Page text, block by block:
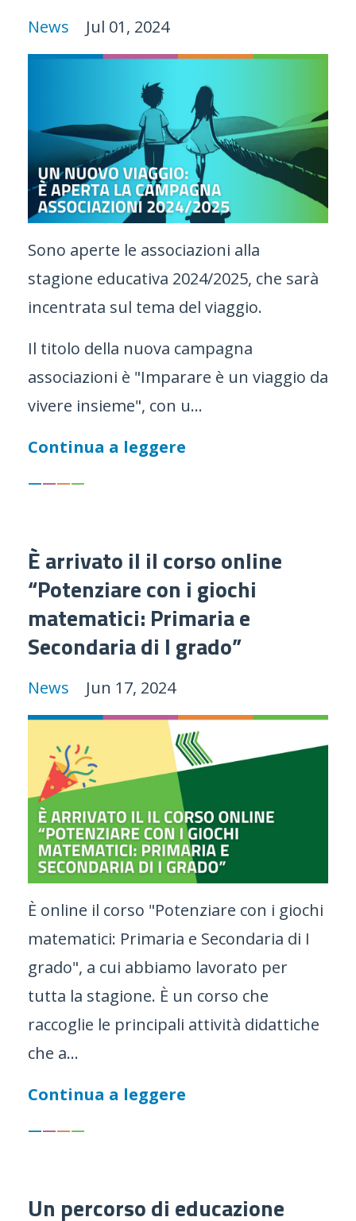
News Jul 01, 2024
Sono aperte le associazioni alla
stagione educativa 2024/2025, che sarà
incentrata sul tema del viaggio.
Il titolo della nuova campagna
associazioni è "Imparare è un viaggio da
vivere insieme", con u...
Continua a leggere
————
È arrivato il il corso online
“Potenziare con i giochi
matematici: Primaria e
Secondaria di I grado”
News Jun 17, 2024
È online il corso "Potenziare con i giochi
matematici: Primaria e Secondaria di I
grado", a cui abbiamo lavorato per
tutta la stagione. È un corso che
raccoglie le principali attività didattiche
che a...
Continua a leggere
————
Un percorso di educazione